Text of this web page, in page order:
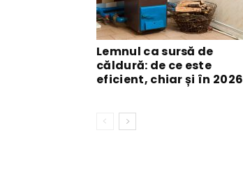
Lemnul ca sursă de
căldură: de ce este
eficient, chiar și în 2026